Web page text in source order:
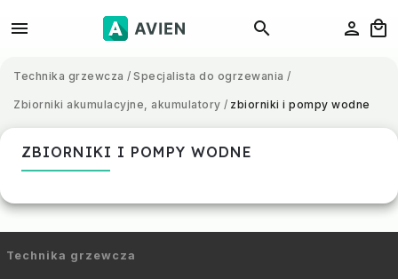
Technika grzewcza / Specjalista do ogrzewania /
Zbiorniki akumulacyjne, akumulatory / zbiorniki i pompy wodne
ZBIORNIKI I POMPY WODNE
Technika grzewcza